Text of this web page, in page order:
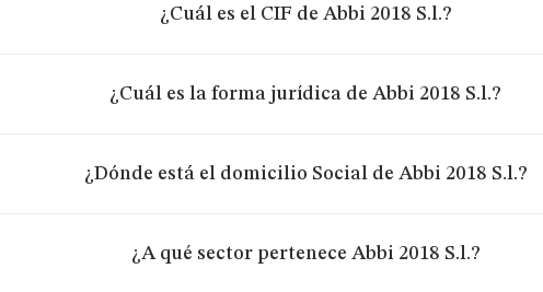
¿Cuál es el CIF de Abbi 2018 S.l.?
¿Cuál es la forma jurídica de Abbi 2018 S.l.?
¿Dónde está el domicilio Social de Abbi 2018 S.l.?
¿A qué sector pertenece Abbi 2018 S.l.?